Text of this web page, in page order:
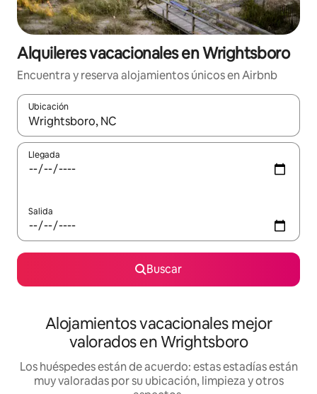
Alquileres vacacionales en Wrightsboro
Encuentra y reserva alojamientos únicos en Airbnb
Ubicación
Cuando los resultados estén disponibles, navega con las
Llegada
Salida
Buscar
Alojamientos vacacionales mejor
valorados en Wrightsboro
Los huéspedes están de acuerdo: estas estadías están
muy valoradas por su ubicación, limpieza y otros